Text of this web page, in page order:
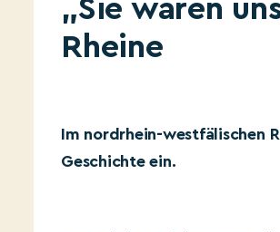
„Sie waren
Rheine
Im nordrhein-westfälischen
Geschichte ein.